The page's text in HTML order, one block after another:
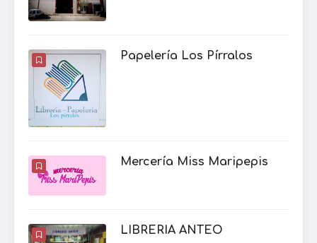
Papelería Los Pírralos
Mercería Miss Maripepis
LIBRERIA ANTEO